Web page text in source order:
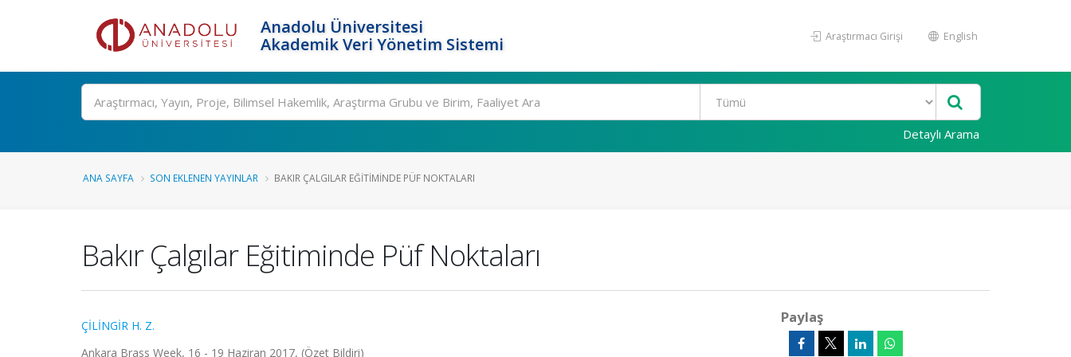
Anadolu Üniversitesi
Akademik Veri Yönetim Sistemi
Araştırmacı Girişi English
Ara
Detaylı Arama
ANA SAYFA SON EKLENEN YAYINLAR BAKIR ÇALGILAR EĞITIMINDE PÜF NOKTALARI
Bakır Çalgılar Eğitiminde Püf Noktaları
ÇİLİNGİR H. Z.
Ankara Brass Week, 16 - 19 Haziran 2017, (Özet Bildiri)
Paylaş